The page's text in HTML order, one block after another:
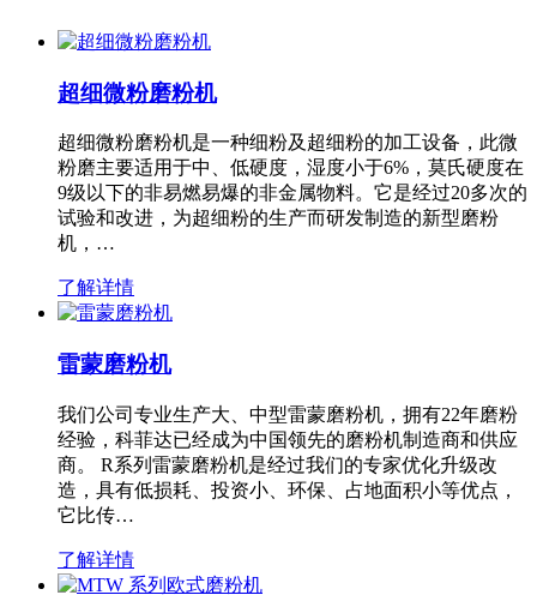
超细微粉磨粉机
超细微粉磨粉机是一种细粉及超细粉的加工设备，此微
粉磨主要适用于中、低硬度，湿度小于6%，莫氏硬度在
9级以下的非易燃易爆的非金属物料。它是经过20多次的
试验和改进，为超细粉的生产而研发制造的新型磨粉
机，…
了解详情
雷蒙磨粉机
我们公司专业生产大、中型雷蒙磨粉机，拥有22年磨粉
经验，科菲达已经成为中国领先的磨粉机制造商和供应
商。 R系列雷蒙磨粉机是经过我们的专家优化升级改
造，具有低损耗、投资小、环保、占地面积小等优点，
它比传…
了解详情